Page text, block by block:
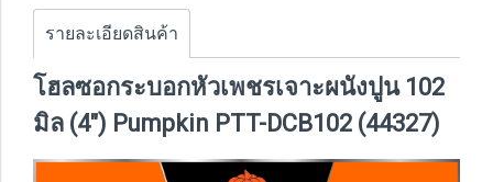
รายละเอียดสินค้า
โฮลซอกระบอกหัวเพชรเจาะผนังปูน 102
มิล (4") Pumpkin PTT-DCB102 (44327)